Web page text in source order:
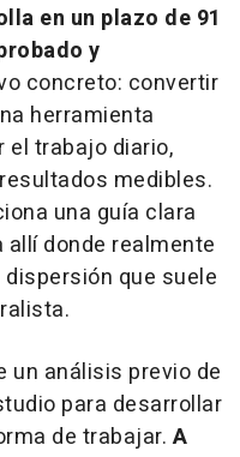
en un plazo de 91
y
concreto: convertir
herramienta
trabajo diario,
medibles.
una guía clara
donde realmente
que suele
un análisis previo de
para desarrollar
de trabajar. A